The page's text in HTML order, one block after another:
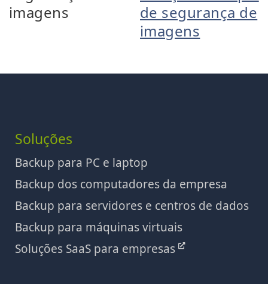
imagens
de segurança de
imagens
Soluções
Backup para PC e laptop
Backup dos computadores da empresa
Backup para servidores e centros de dados
Backup para máquinas virtuais
Soluções SaaS para empresas